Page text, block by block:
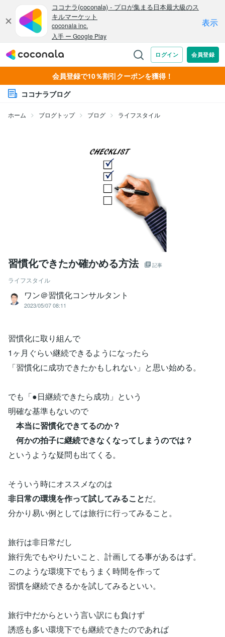
会員登録で10％割引クーポンを獲得！
ココナラブログ
ホーム ブログトップ ブログ ライフスタイル
習慣化できたか確かめる方法 記事
ライフスタイル
ワン＠習慣化コンサルタント
2023/05/07 08:11
習慣化に取り組んで
1ヶ月ぐらい継続できるようになったら
「習慣化に成功できたかもしれない」と思い始める。
でも「●日継続できたら成功」という
明確な基準もないので
本当に習慣化できてるのか？
何かの拍子に継続できなくなってしまうのでは？
というような疑問も出てくる。
そういう時にオススメなのは
非日常の環境を作って試してみることだ。
分かり易い例としては旅行に行ってみること。
旅行は非日常だし
旅行先でもやりたいこと、計画してる事があるはず。
このような環境下でもうまく時間を作って
習慣を継続できるかを試してみるといい。
旅行中だからという言い訳にも負けず
誘惑も多い環境下でも継続できたのであれば